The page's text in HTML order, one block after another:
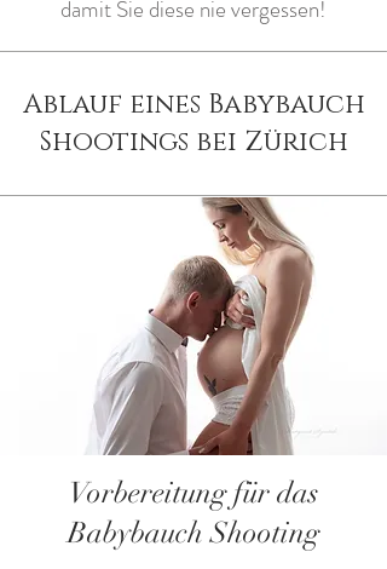
Ablauf eines Babybauch
Shootings bei Zürich
damit Sie diese nie vergessen!
Vorbereitung für das
Babybauch Shooting